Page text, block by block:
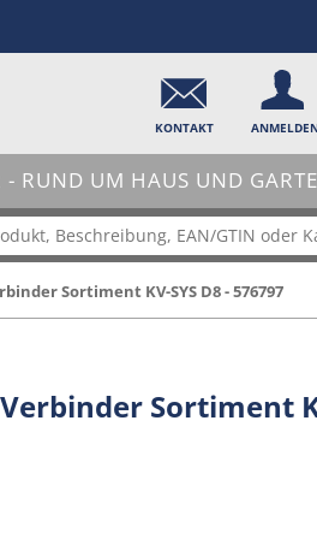
KONTAKT
RUND UM HAUS UND
Sortiment KV-SYS D8 - 576797
Sortiment